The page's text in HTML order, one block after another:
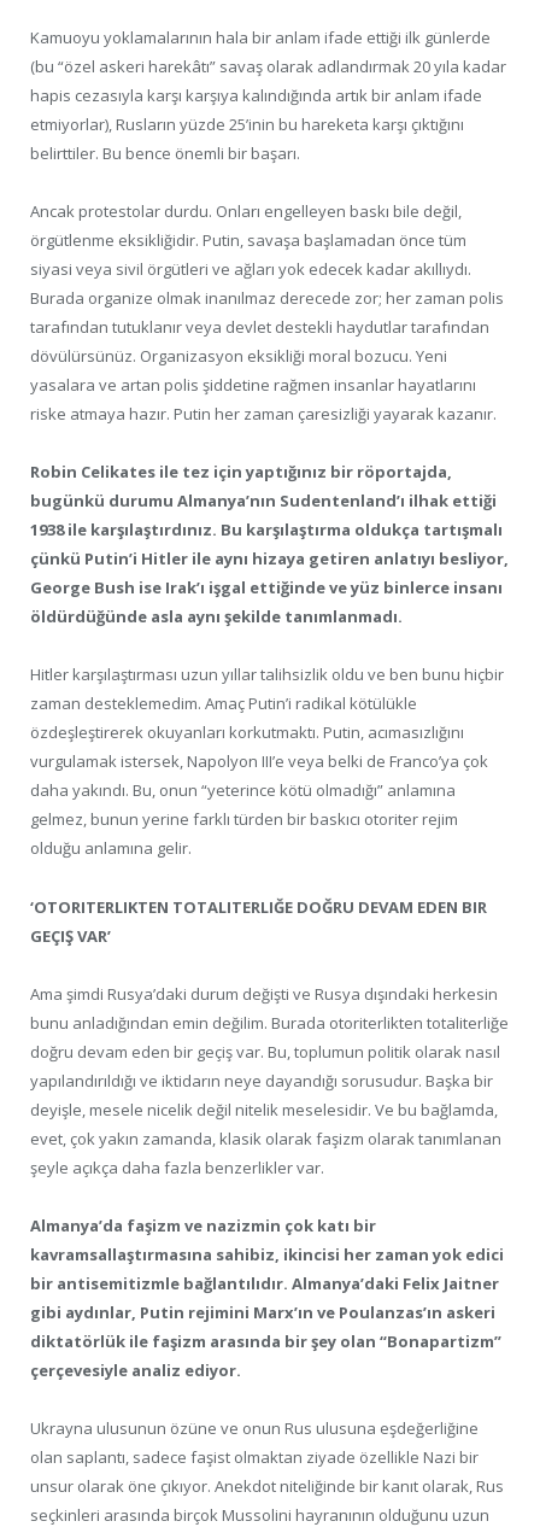
Kamuoyu yoklamalarının hala bir anlam ifade ettiği ilk günlerde
(bu “özel askeri harekâtı” savaş olarak adlandırmak 20 yıla kadar
hapis cezasıyla karşı karşıya kalındığında artık bir anlam ifade
etmiyorlar), Rusların yüzde 25’inin bu hareketa karşı çıktığını
belirttiler. Bu bence önemli bir başarı.
Ancak protestolar durdu. Onları engelleyen baskı bile değil,
örgütlenme eksikliğidir. Putin, savaşa başlamadan önce tüm
siyasi veya sivil örgütleri ve ağları yok edecek kadar akıllıydı.
Burada organize olmak inanılmaz derecede zor; her zaman polis
tarafından tutuklanır veya devlet destekli haydutlar tarafından
dövülürsünüz. Organizasyon eksikliği moral bozucu. Yeni
yasalara ve artan polis şiddetine rağmen insanlar hayatlarını
riske atmaya hazır. Putin her zaman çaresizliği yayarak kazanır.
Robin Celikates ile tez için yaptığınız bir röportajda,
bugünkü durumu Almanya’nın Sudentenland’ı ilhak ettiği
1938 ile karşılaştırdınız. Bu karşılaştırma oldukça tartışmalı
çünkü Putin’i Hitler ile aynı hizaya getiren anlatıyı besliyor,
George Bush ise Irak’ı işgal ettiğinde ve yüz binlerce insanı
öldürdüğünde asla aynı şekilde tanımlanmadı.
Hitler karşılaştırması uzun yıllar talihsizlik oldu ve ben bunu hiçbir
zaman desteklemedim. Amaç Putin’i radikal kötülükle
özdeşleştirerek okuyanları korkutmaktı. Putin, acımasızlığını
vurgulamak istersek, Napolyon III’e veya belki de Franco’ya çok
daha yakındı. Bu, onun “yeterince kötü olmadığı” anlamına
gelmez, bunun yerine farklı türden bir baskıcı otoriter rejim
olduğu anlamına gelir.
‘OTORITERLIKTEN TOTALITERLIĞE DOĞRU DEVAM EDEN BIR
GEÇIŞ VAR’
Ama şimdi Rusya’daki durum değişti ve Rusya dışındaki herkesin
bunu anladığından emin değilim. Burada otoriterlikten totaliterliğe
doğru devam eden bir geçiş var. Bu, toplumun politik olarak nasıl
yapılandırıldığı ve iktidarın neye dayandığı sorusudur. Başka bir
deyişle, mesele nicelik değil nitelik meselesidir. Ve bu bağlamda,
evet, çok yakın zamanda, klasik olarak faşizm olarak tanımlanan
şeyle açıkça daha fazla benzerlikler var.
Almanya’da faşizm ve nazizmin çok katı bir
kavramsallaştırmasına sahibiz, ikincisi her zaman yok edici
bir antisemitizmle bağlantılıdır. Almanya’daki Felix Jaitner
gibi aydınlar, Putin rejimini Marx’ın ve Poulanzas’ın askeri
diktatörlük ile faşizm arasında bir şey olan “Bonapartizm”
çerçevesiyle analiz ediyor.
Ukrayna ulusunun özüne ve onun Rus ulusuna eşdeğerliğine
olan saplantı, sadece faşist olmaktan ziyade özellikle Nazi bir
unsur olarak öne çıkıyor. Anekdot niteliğinde bir kanıt olarak, Rus
seçkinleri arasında birçok Mussolini hayranının olduğunu uzun